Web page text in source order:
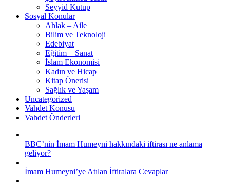
Seyyid Kutup
Sosyal Konular
Ahlak – Aile
Bilim ve Teknoloji
Edebiyat
Eğitim – Sanat
İslam Ekonomisi
Kadın ve Hicap
Kitap Önerisi
Sağlık ve Yaşam
Uncategorized
Vahdet Konusu
Vahdet Önderleri
BBC’nin İmam Humeyni hakkındaki iftirası ne anlama
geliyor?
İmam Humeyni’ye Atılan İftiralara Cevaplar